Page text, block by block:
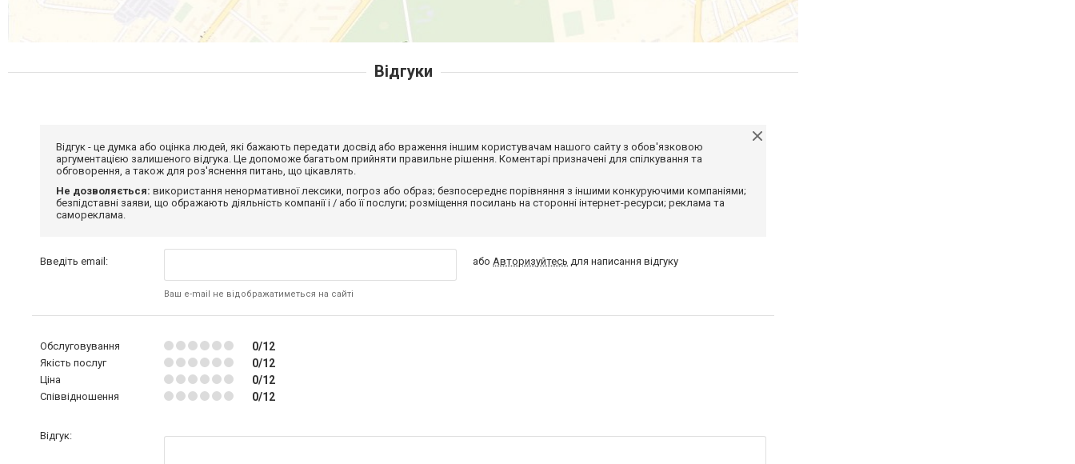
Відгуки
Відгук - це думка або оцінка людей, які бажають передати досвід або враження іншим користувачам нашого сайту з обов'язковою
аргументацією залишеного відгука. Це допоможе багатьом прийняти правильне рішення. Коментарі призначені для спілкування та
обговорення, а також для роз'яснення питань, що цікавлять.
Не дозволяється: використання ненормативної лексики, погроз або образ; безпосереднє порівняння з іншими конкуруючими компаніями;
безпідставні заяви, що ображають діяльність компанії і / або її послуги; розміщення посилань на сторонні інтернет-ресурси; реклама та
самореклама.
Введіть email:
Ваш e-mail не відображатиметься на сайті
абоАвторизуйтесь для написання відгуку
Обслуговування 0/12
Якість послуг 0/12
Ціна 0/12
Співвідношення 0/12
Відгук: